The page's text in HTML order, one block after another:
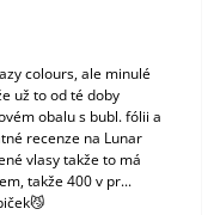
colours, ale minulé
už to od té doby
obalu s bubl. fólii a
recenze na Lunar
vlasy takže to má
takže 400 v pr...